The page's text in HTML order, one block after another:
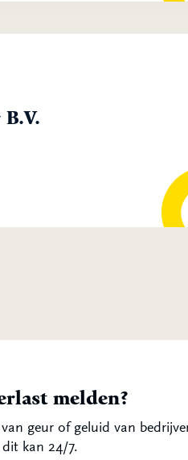
melden?
geur of geluid van
kan 24/7.